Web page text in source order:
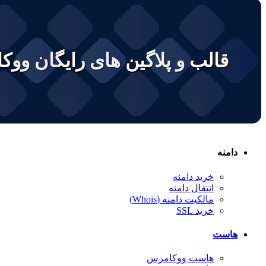
قالب و پلاگین های رایگان
دامنه
خرید دامنه
انتقال دامنه
مالکیت دامنه (Whois)
خرید SSL
هاست
هاست ووکامرس